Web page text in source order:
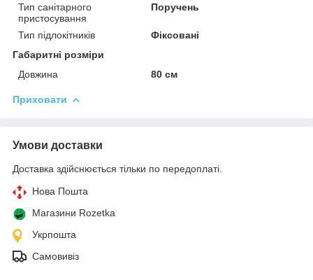
Тип санітарного
пристосування
Поручень
Тип підлокітників
Фіксовані
Габаритні розміри
Довжина
80 см
Приховати
Умови доставки
Доставка здійснюється тільки по передоплаті.
Нова Пошта
Магазини Rozetka
Укрпошта
Самовивіз